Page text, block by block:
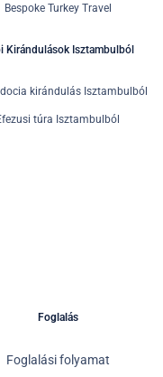
Bespoke Turkey Travel
Kirándulások Isztambulból
kirándulás Isztambulból
túra Isztambulból
Foglalás
Foglalási folyamat